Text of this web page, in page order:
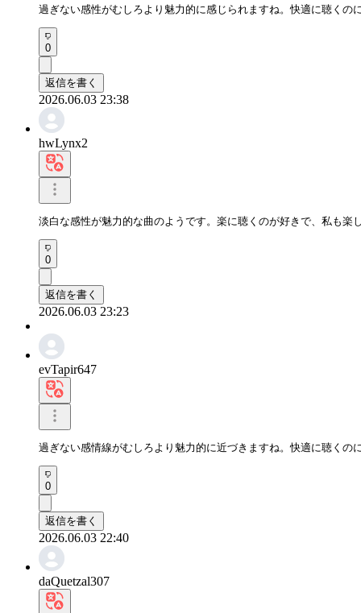
過ぎない感性がむしろより魅力的に感じられますね。快適に聴くの
0
返信を書く
2026.06.03 23:38
hwLynx2
淡白な感性が魅力的な曲のようです。楽に聴くのが好きで、私も楽
0
返信を書く
2026.06.03 23:23
evTapir647
過ぎない感情線がむしろより魅力的に近づきますね。快適に聴くの
0
返信を書く
2026.06.03 22:40
daQuetzal307